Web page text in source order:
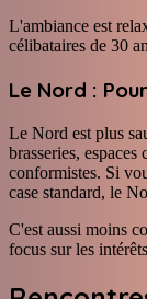
L'ambiance est
célibataires de 30
Le Nord :
Le Nord est plus
brasseries,
conformistes. Si
case standard, le
C'est aussi moins
focus sur les